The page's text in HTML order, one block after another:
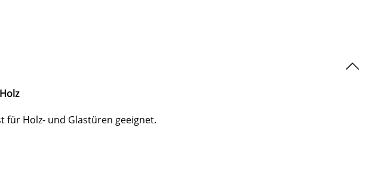
für Holz- und Glastüren geeignet.